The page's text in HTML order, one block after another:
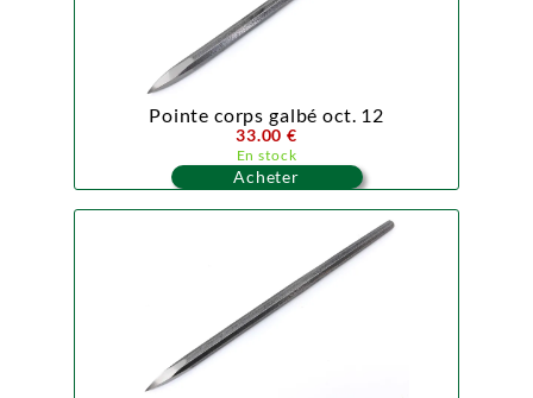
Pointe corps galbé oct. 12
33.00 €
En stock
Acheter